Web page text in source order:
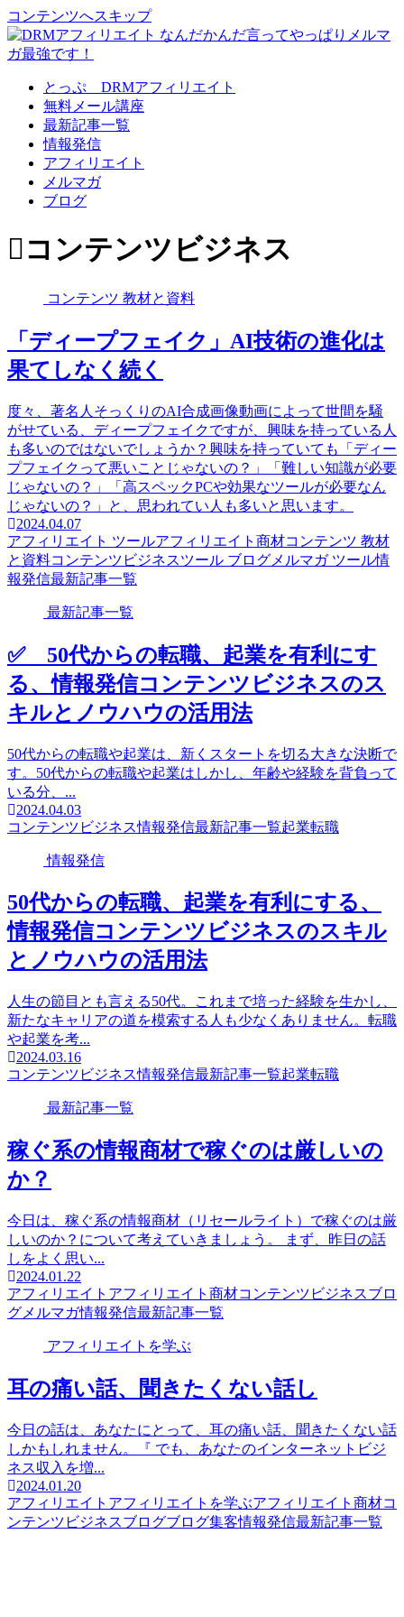
コンテンツへスキップ
とっぷ DRMアフィリエイト
無料メール講座
最新記事一覧
情報発信
アフィリエイト
メルマガ
ブログ
コンテンツビジネス
コンテンツ 教材と資料
「ディープフェイク」AI技術の進化は
果てしなく続く
度々、著名人そっくりのAI合成画像動画によって世間を騒
がせている、ディープフェイクですが、興味を持っている人
も多いのではないでしょうか？興味を持っていても「ディー
プフェイクって悪いことじゃないの？」「難しい知識が必要
じゃないの？」「高スペックPCや効果なツールが必要なん
じゃないの？」と、思われてい人も多いと思います。
2024.04.07
アフィリエイト ツールアフィリエイト商材コンテンツ 教材
と資料コンテンツビジネスツール ブログ メルマガ ツール情
報発信最新記事一覧
最新記事一覧
✅ 50代からの転職、起業を有利にす
る、情報発信コンテンツビジネスのス
キルとノウハウの活用法
50代からの転職や起業は、新くスタートを切る大きな決断で
す。50代からの転職や起業はしかし、年齢や経験を背負って
いる分、...
2024.04.03
コンテンツビジネス情報発信最新記事一覧起業転職
情報発信
50代からの転職、起業を有利にする、
情報発信コンテンツビジネスのスキル
とノウハウの活用法
人生の節目とも言える50代。これまで培った経験を生かし、
新たなキャリアの道を模索する人も少なくありません。転職
や起業を考...
2024.03.16
コンテンツビジネス情報発信最新記事一覧起業転職
最新記事一覧
稼ぐ系の情報商材で稼ぐのは厳しいの
か？
今日は、稼ぐ系の情報商材（リセールライト）で稼ぐのは厳
しいのか？について考えていきましょう。 まず、昨日の話
しをよく思い...
2024.01.22
アフィリエイト アフィリエイト商材コンテンツビジネスブロ
グ メルマガ情報発信最新記事一覧
アフィリエイトを学ぶ
耳の痛い話、聞きたくない話し
今日の話は、あなたにとって、耳の痛い話、聞きたくない話
しかもしれません。『 でも、あなたのインターネットビジ
ネス収入を増...
2024.01.20
アフィリエイト アフィリエイトを学ぶアフィリエイト商材コ
ンテンツビジネスブログブログ集客情報発信最新記事一覧